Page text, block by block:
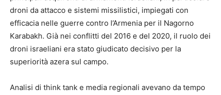
droni da attacco e sistemi missilistici, impiegati con
efficacia nelle guerre contro l’Armenia per il Nagorno
Karabakh. Già nei conflitti del 2016 e del 2020, il ruolo dei
droni israeliani era stato giudicato decisivo per la
superiorità azera sul campo.
Analisi di think tank e media regionali avevano da tempo